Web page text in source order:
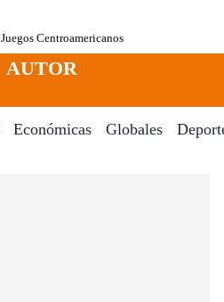
Juegos Centroamericanos
AUTOR
Económicas Globales